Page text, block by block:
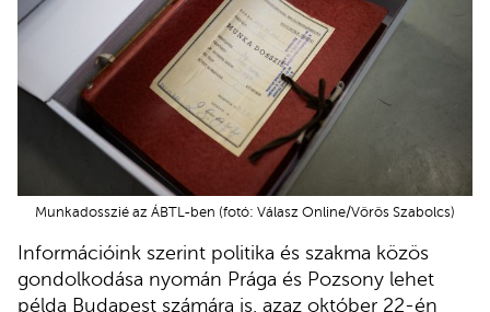
Munkadosszié az ÁBTL-ben (fotó: Válasz Online/Vörös Szabolcs)
Információink szerint politika és szakma közös
gondolkodása nyomán Prága és Pozsony lehet
példa Budapest számára is, azaz október 22-én